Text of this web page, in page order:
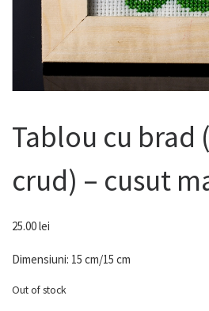
Tablou cu brad
crud) – cusut
25.00lei
Dimensiuni: 15 cm/15 cm
Out of stock